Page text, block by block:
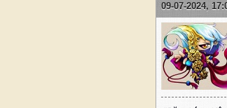
09-07-2024,